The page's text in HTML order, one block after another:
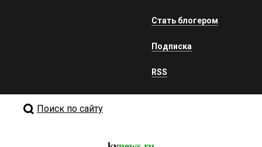
Стать блогером
Подписка
RSS
Поиск по сайту